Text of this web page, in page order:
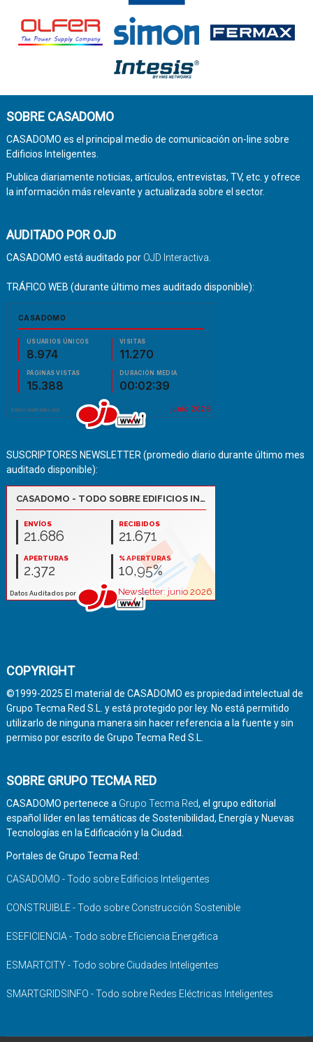
SOBRE CASADOMO
CASADOMO es el principal medio de comunicación on-line sobre
Edificios Inteligentes.
Publica diariamente noticias, artículos, entrevistas, TV, etc. y ofrece
la información más relevante y actualizada sobre el sector.
AUDITADO POR OJD
CASADOMO está auditado por OJD Interactiva.
TRÁFICO WEB (durante último mes auditado disponible):
SUSCRIPTORES NEWSLETTER (promedio diario durante último mes
auditado disponible):
COPYRIGHT
©1999-2025 El material de CASADOMO es propiedad intelectual de
Grupo Tecma Red S.L. y está protegido por ley. No está permitido
utilizarlo de ninguna manera sin hacer referencia a la fuente y sin
permiso por escrito de Grupo Tecma Red S.L.
SOBRE GRUPO TECMA RED
CASADOMO pertenece a Grupo Tecma Red, el grupo editorial
español líder en las temáticas de Sostenibilidad, Energía y Nuevas
Tecnologías en la Edificación y la Ciudad.
Portales de Grupo Tecma Red:
CASADOMO - Todo sobre Edificios Inteligentes
CONSTRUIBLE - Todo sobre Construcción Sostenible
ESEFICIENCIA - Todo sobre Eficiencia Energética
ESMARTCITY - Todo sobre Ciudades Inteligentes
SMARTGRIDSINFO - Todo sobre Redes Eléctricas Inteligentes